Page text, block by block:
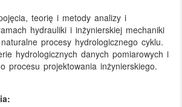
teorię i metody analizy i
hydrauliki i inżynierskiej mechaniki
procesy hydrologicznego cyklu.
hydrologicznych danych pomiarowych i
procesu projektowania inżynierskiego.